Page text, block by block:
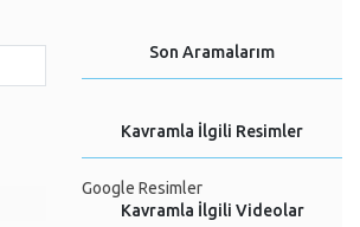
Son Aramalarım
Kavramla İlgili Resimler
Google Resimler
Kavramla İlgili Videolar